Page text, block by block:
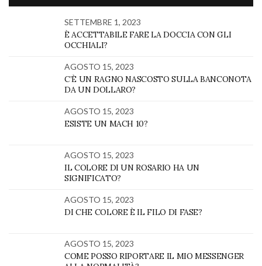
SETTEMBRE 1, 2023
È ACCETTABILE FARE LA DOCCIA CON GLI
OCCHIALI?
AGOSTO 15, 2023
C’È UN RAGNO NASCOSTO SULLA BANCONOTA
DA UN DOLLARO?
AGOSTO 15, 2023
ESISTE UN MACH 10?
AGOSTO 15, 2023
IL COLORE DI UN ROSARIO HA UN
SIGNIFICATO?
AGOSTO 15, 2023
DI CHE COLORE È IL FILO DI FASE?
AGOSTO 15, 2023
COME POSSO RIPORTARE IL MIO MESSENGER